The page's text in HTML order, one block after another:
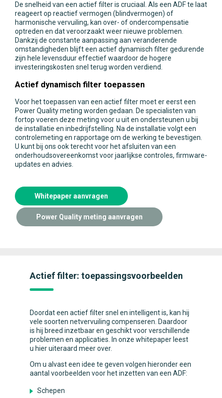
De snelheid van een actief filter is cruciaal. Als een ADF te laat
reageert op reactief vermogen (blindvermogen) of
harmonische vervuiling, kan over- of ondercompensatie
optreden en dat veroorzaakt weer nieuwe problemen.
Dankzij de constante aanpassing aan veranderende
omstandigheden blijft een actief dynamisch filter gedurende
zijn hele levensduur effectief waardoor de hogere
investeringskosten snel terug worden verdiend.
Actief dynamisch filter toepassen
Voor het toepassen van een actief filter moet er eerst een
Power Quality meting worden gedaan. De specialisten van
fortop voeren deze meting voor u uit en ondersteunen u bij
de installatie en inbedrijfstelling. Na de installatie volgt een
controlemeting en rapportage om de werking te bevestigen.
U kunt bij ons ook terecht voor het afsluiten van een
onderhoudsovereenkomst voor jaarlijkse controles, firmware-
updates en advies.
Whitepaper aanvragen
Power Quality meting aanvragen
Actief filter: toepassingsvoorbeelden
Doordat een actief filter snel en intelligent is, kan hij
vele soorten netvervuiling compenseren. Daardoor
is hij breed inzetbaar en geschikt voor verschillende
problemen en applicaties. In onze whitepaper leest
u hier uiteraard meer over.
Om u alvast een idee te geven volgen hieronder een
aantal voorbeelden voor het inzetten van een ADF:
Schepen